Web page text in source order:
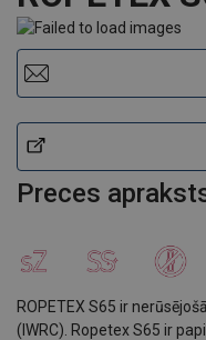
Preces
ROPETEX S65 ir
(IWRC). Ropetex S65 ir